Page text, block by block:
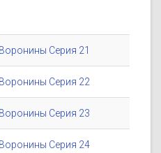
Серия 21
Серия 22
Серия 23
Серия 24